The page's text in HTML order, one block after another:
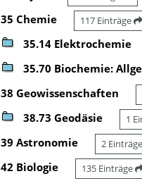
35 Chemie 117 Einträge
35.14 Elektrochemie
35.70 Biochemie:
38 Geowissenschaften
38.73 Geodäsie 1
39 Astronomie 2 Einträge
42 Biologie 135 Einträge